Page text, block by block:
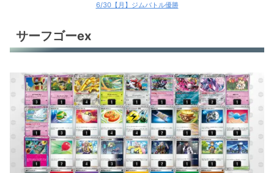
6/30【月】ジムバトル優勝
サーフゴーex